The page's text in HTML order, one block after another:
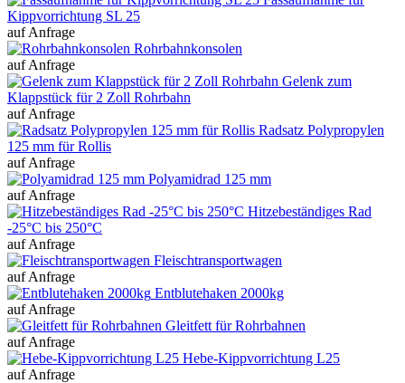
Kippvorrichtung SL 25
auf Anfrage
Rohrbahnkonsolen
auf Anfrage
Gelenk zum
Klappstück für 2 Zoll Rohrbahn
auf Anfrage
Radsatz Polypropylen
125 mm für Rollis
auf Anfrage
Polyamidrad 125 mm
auf Anfrage
Hitzebeständiges Rad
-25°C bis 250°C
auf Anfrage
Fleischtransportwagen
auf Anfrage
Entblutehaken 2000kg
auf Anfrage
Gleitfett für Rohrbahnen
auf Anfrage
Hebe-Kippvorrichtung L25
auf Anfrage